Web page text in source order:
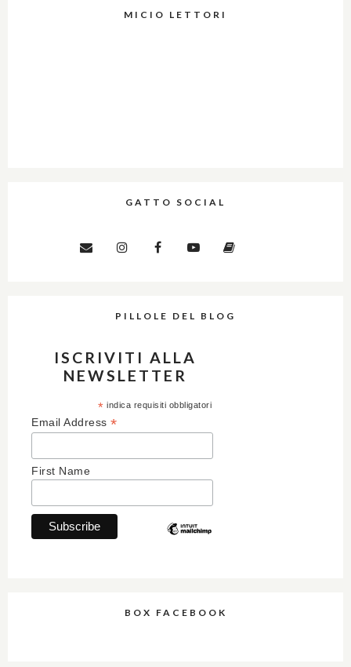
MICIO LETTORI
GATTO SOCIAL
PILLOLE DEL BLOG
ISCRIVITI ALLA
NEWSLETTER
* indica requisiti obbligatori
Email Address *
First Name
BOX FACEBOOK